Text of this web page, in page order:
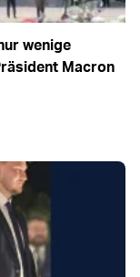
wenige
Macron